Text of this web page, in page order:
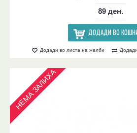
89 ден.
ДОДАДИ ВО
Додади во листа на желби
НЕМА ЗАЛИХА